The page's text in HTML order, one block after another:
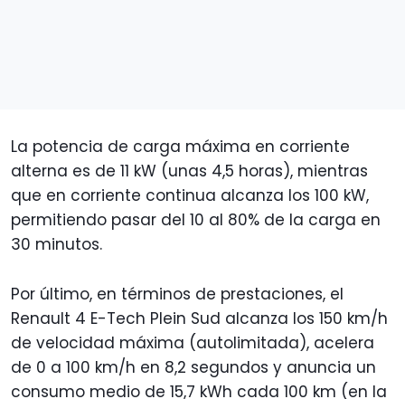
La potencia de carga máxima en corriente
alterna es de 11 kW (unas 4,5 horas), mientras
que en corriente continua alcanza los 100 kW,
permitiendo pasar del 10 al 80% de la carga en
30 minutos.
Por último, en términos de prestaciones, el
Renault 4 E-Tech Plein Sud alcanza los 150 km/h
de velocidad máxima (autolimitada), acelera
de 0 a 100 km/h en 8,2 segundos y anuncia un
consumo medio de 15,7 kWh cada 100 km (en la